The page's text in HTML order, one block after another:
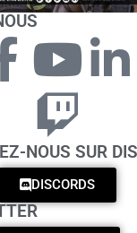
NOUS SUR
DISCORDS